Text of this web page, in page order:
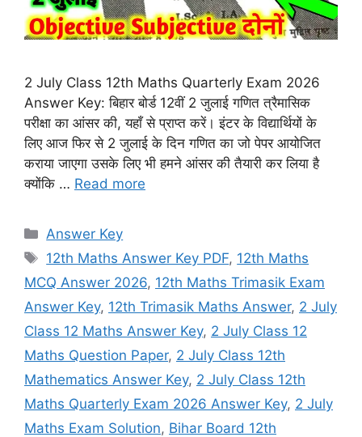
2 July Class 12th Maths Quarterly Exam 2026
Answer Key: बिहार बोर्ड 12वीं 2 जुलाई गणित त्रैमासिक
परीक्षा का आंसर की, यहाँ से प्राप्त करें। इंटर के विद्यार्थियों के
लिए आज फिर से 2 जुलाई के दिन गणित का जो पेपर आयोजित
कराया जाएगा उसके लिए भी हमने आंसर की तैयारी कर लिया है
क्योंकि … Read more
Categories
Answer Key
Tags
12th Maths Answer Key PDF, 12th Maths
MCQ Answer 2026, 12th Maths Trimasik Exam
Answer Key, 12th Trimasik Maths Answer, 2 July
Class 12 Maths Answer Key, 2 July Class 12
Maths Question Paper, 2 July Class 12th
Mathematics Answer Key, 2 July Class 12th
Maths Quarterly Exam 2026 Answer Key, 2 July
Maths Exam Solution, Bihar Board 12th